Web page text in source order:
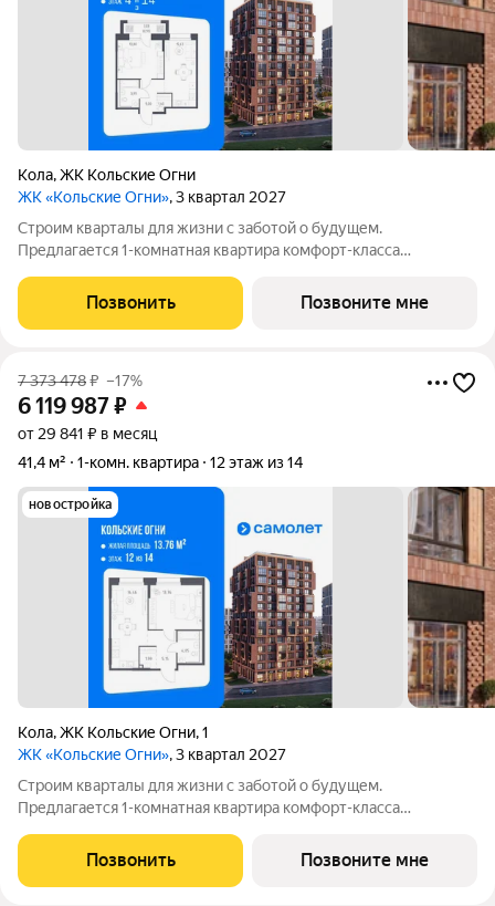
Кола,ЖК Кольские Огни
ЖК «Кольские Огни», 3 квартал 2027
Строим кварталы для жизни с заботой о будущем.
Предлагается 1-комнатная квартира комфорт-класса
4-м этаже, в жилом комплексе "Кольские Огни". Квартиры
сдаются без отделки, а значит, вы легко
Позвонить Позвоните мне
7 373 478₽ –17%
6 119 987₽
от 29 841 ₽ в месяц
41,4 м²
1-комн. квартира 12 этаж из 14
новостройка
Кола,ЖК Кольские Огни,1
ЖК «Кольские Огни», 3 квартал 2027
Строим кварталы для жизни с заботой о будущем.
Предлагается 1-комнатная квартира комфорт-класса
12-м этаже, в жилом комплексе "Кольские Огни". Квартиры
сдаются без отделки, а значит, вы легко
Позвонить Позвоните мне